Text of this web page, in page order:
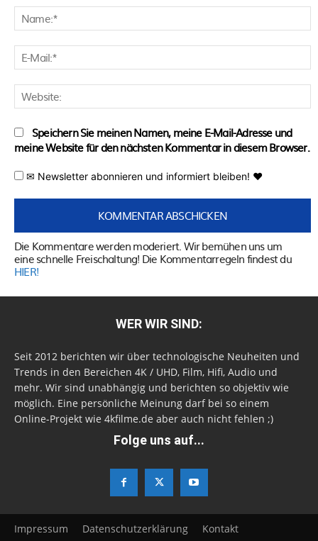
Speichern Sie meinen Namen, meine E-Mail-Adresse und
meine Website für den nächsten Kommentar in diesem Browser.
✉ Newsletter abonnieren und informiert bleiben! ♥
Die Kommentare werden moderiert. Wir bemühen uns um
eine schnelle Freischaltung! Die Kommentarregeln findest du
HIER!
WER WIR SIND:
Seit 2012 berichten wir über technologische Neuheiten und
Trends in den Bereichen 4K / UHD, Film, Hifi, Audio und
mehr. Wir sind unabhängig und berichten so objektiv wie
möglich. Eine persönliche Meinung darf bei so einem
Online-Projekt wie 4kfilme.de aber auch nicht fehlen ;)
Folge uns auf...
Impressum Datenschutzerklärung Kontakt